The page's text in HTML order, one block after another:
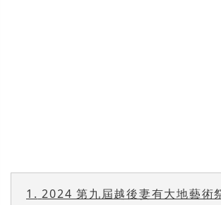
1. 2024 第九屆越後妻有大地藝術